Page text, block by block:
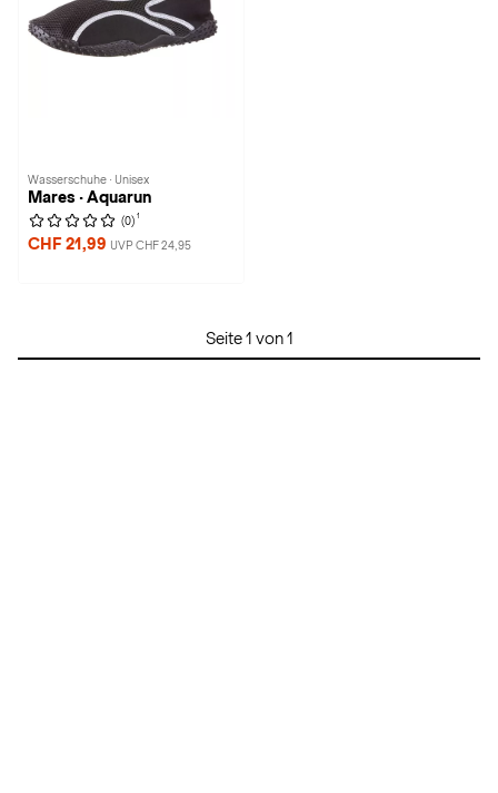
Wasserschuhe · Unisex
Mares · Aquarun
(0) 1
CHF 21,99 UVP CHF 24,95
Seite 1 von 1